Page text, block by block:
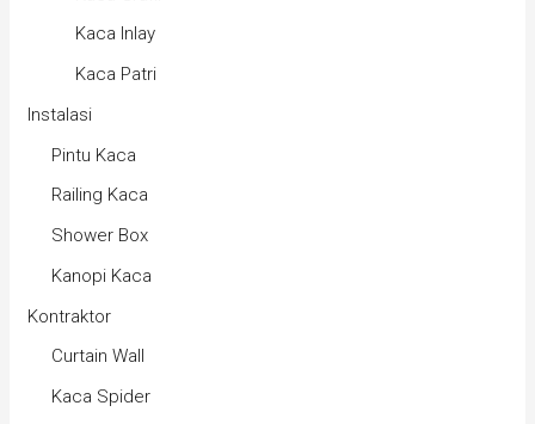
Kaca Inlay
Kaca Patri
Instalasi
Pintu Kaca
Railing Kaca
Shower Box
Kanopi Kaca
Kontraktor
Curtain Wall
Kaca Spider